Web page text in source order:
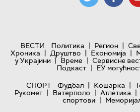
ВЕСТИ Политика | Регион |
Хроника | Друштво | Економија |
у Украјини | Време | Сервисне
Подкаст | ЕУ
СПОРТ
Фудбал | Кошарка |
Рукомет | Ватерполо | Атлетика |
спортови |